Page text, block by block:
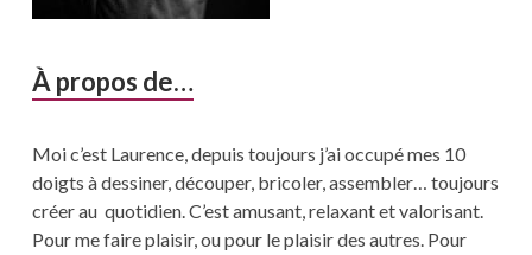
À propos de…
Moi c’est Laurence, depuis toujours j’ai occupé mes 10
doigts à dessiner, découper, bricoler, assembler… toujours
créer au quotidien. C’est amusant, relaxant et valorisant.
Pour me faire plaisir, ou pour le plaisir des autres. Pour